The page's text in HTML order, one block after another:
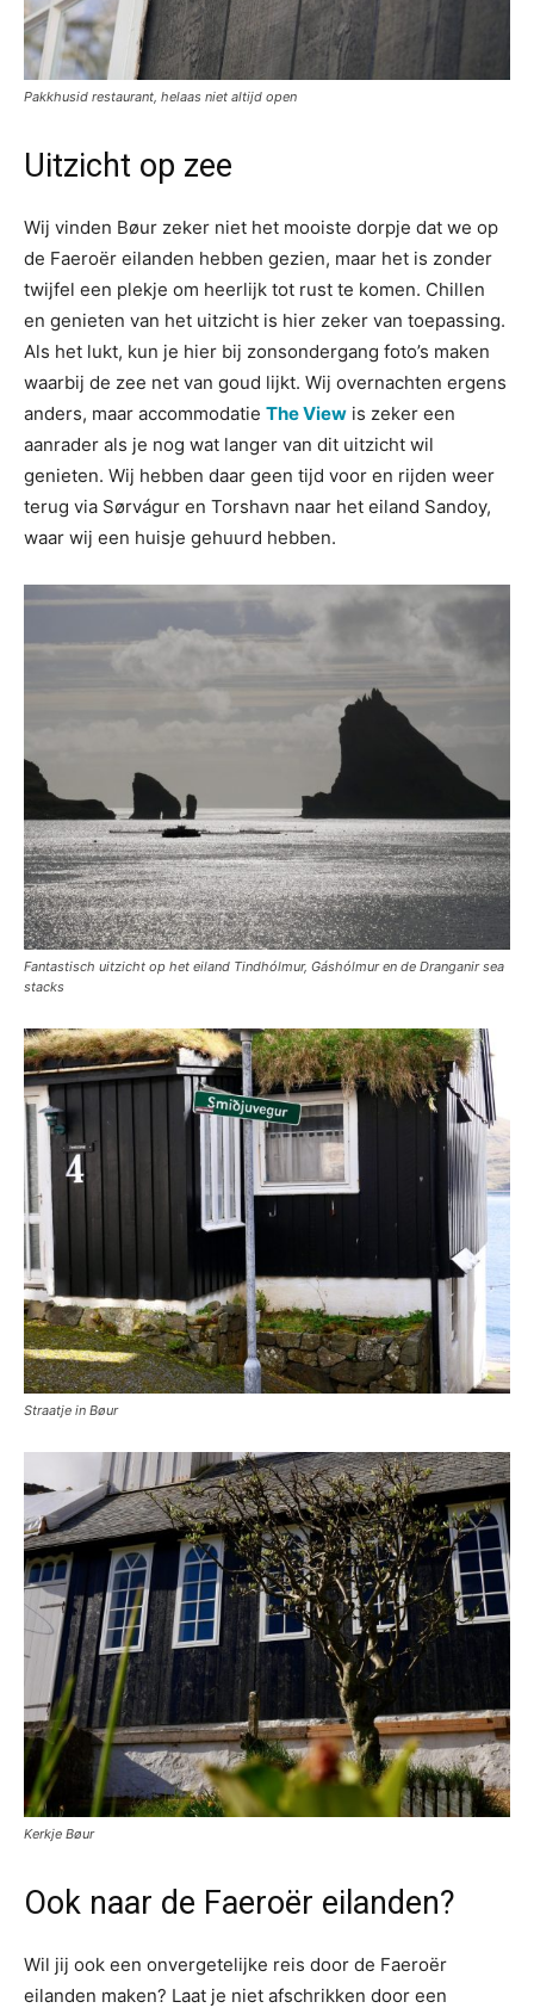
Pakkhusid restaurant, helaas niet altijd open
Uitzicht op zee
Wij vinden Bøur zeker niet het mooiste dorpje dat we op
de Faeroër eilanden hebben gezien, maar het is zonder
twijfel een plekje om heerlijk tot rust te komen. Chillen
en genieten van het uitzicht is hier zeker van toepassing.
Als het lukt, kun je hier bij zonsondergang foto’s maken
waarbij de zee net van goud lijkt. Wij overnachten ergens
anders, maar accommodatie The View is zeker een
aanrader als je nog wat langer van dit uitzicht wil
genieten. Wij hebben daar geen tijd voor en rijden weer
terug via Sørvágur en Torshavn naar het eiland Sandoy,
waar wij een huisje gehuurd hebben.
Fantastisch uitzicht op het eiland Tindhólmur, Gáshólmur en de Dranganir sea
stacks
Straatje in Bøur
Kerkje Bøur
Ook naar de Faeroër eilanden?
Wil jij ook een onvergetelijke reis door de Faeroër
eilanden maken? Laat je niet afschrikken door een